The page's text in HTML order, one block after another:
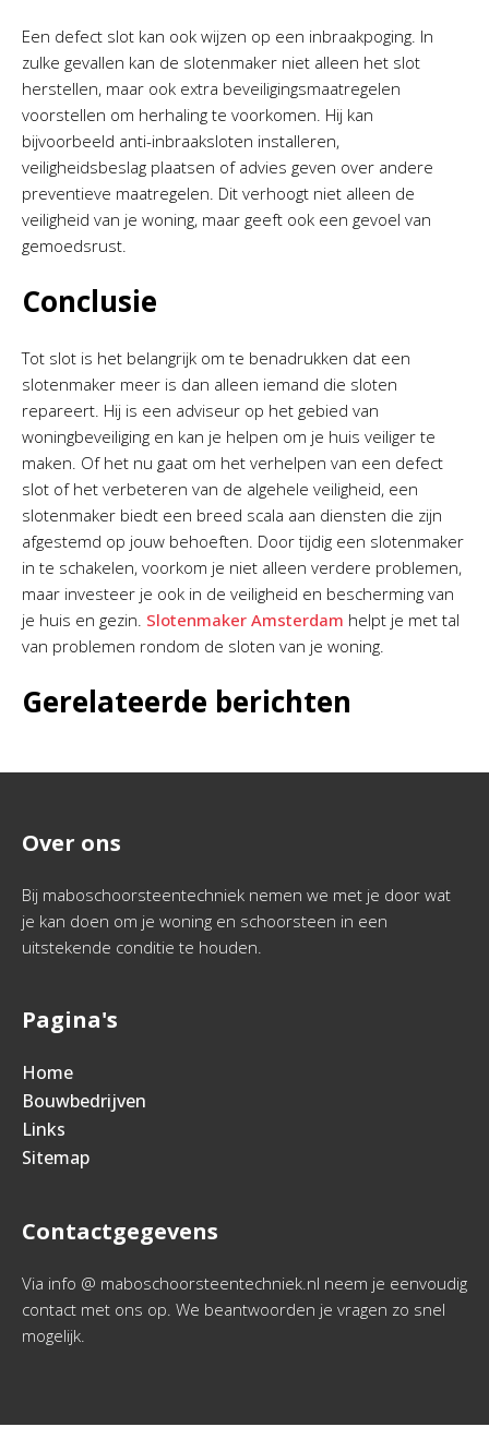
Een defect slot kan ook wijzen op een inbraakpoging. In
zulke gevallen kan de slotenmaker niet alleen het slot
herstellen, maar ook extra beveiligingsmaatregelen
voorstellen om herhaling te voorkomen. Hij kan
bijvoorbeeld anti-inbraaksloten installeren,
veiligheidsbeslag plaatsen of advies geven over andere
preventieve maatregelen. Dit verhoogt niet alleen de
veiligheid van je woning, maar geeft ook een gevoel van
gemoedsrust.
Conclusie
Tot slot is het belangrijk om te benadrukken dat een
slotenmaker meer is dan alleen iemand die sloten
repareert. Hij is een adviseur op het gebied van
woningbeveiliging en kan je helpen om je huis veiliger te
maken. Of het nu gaat om het verhelpen van een defect
slot of het verbeteren van de algehele veiligheid, een
slotenmaker biedt een breed scala aan diensten die zijn
afgestemd op jouw behoeften. Door tijdig een slotenmaker
in te schakelen, voorkom je niet alleen verdere problemen,
maar investeer je ook in de veiligheid en bescherming van
je huis en gezin. Slotenmaker Amsterdam helpt je met tal
van problemen rondom de sloten van je woning.
Gerelateerde berichten
Over ons
Bij maboschoorsteentechniek nemen we met je door wat
je kan doen om je woning en schoorsteen in een
uitstekende conditie te houden.
Pagina's
Home
Bouwbedrijven
Links
Sitemap
Contactgegevens
Via info @ maboschoorsteentechniek.nl neem je eenvoudig
contact met ons op. We beantwoorden je vragen zo snel
mogelijk.